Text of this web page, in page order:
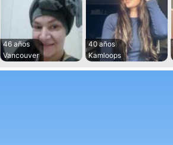
46 años
Vancouver
40 años
Kamloops